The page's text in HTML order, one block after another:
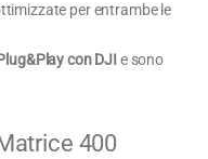
per entrambe le
con DJI e sono
400